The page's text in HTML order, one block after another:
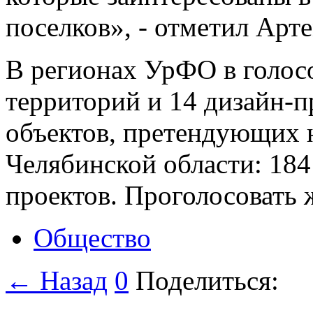
поселков», - отметил
В регионах УрФО в
территорий и 14 дизайн-
объектов, претендующих
Челябинской области:
проектов.
Общество
← Назад 0 Поделиться: